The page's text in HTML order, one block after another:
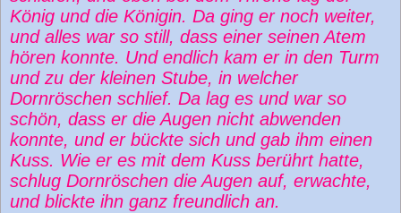
König und die Königin. Da ging er noch weiter,
und alles war so still, dass einer seinen Atem
hören konnte. Und endlich kam er in den Turm
und zu der kleinen Stube, in welcher
Dornröschen schlief. Da lag es und war so
schön, dass er die Augen nicht abwenden
konnte, und er bückte sich und gab ihm einen
Kuss. Wie er es mit dem Kuss berührt hatte,
schlug Dornröschen die Augen auf, erwachte,
und blickte ihn ganz freundlich an.